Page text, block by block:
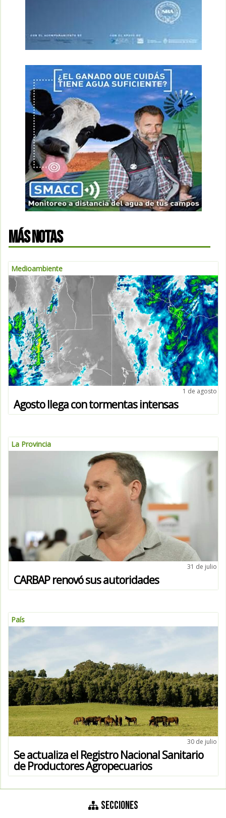
MÁS NOTAS
Medioambiente
1 de agosto
Agosto llega con tormentas intensas
La Provincia
31 de julio
CARBAP renovó sus autoridades
País
30 de julio
Se actualiza el Registro Nacional Sanitario
de Productores Agropecuarios
SECCIONES